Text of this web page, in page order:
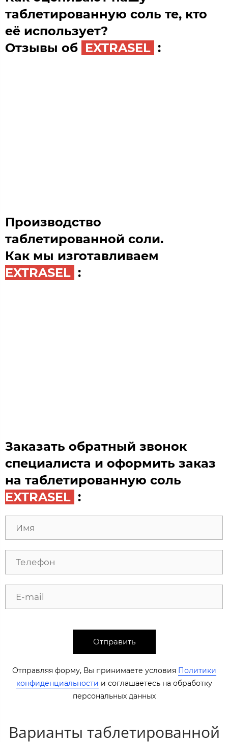
таблетированную соль те, кто
её использует?
Отзывы об EXTRASEL :
Производство
таблетированной соли.
Как мы изготавливаем
EXTRASEL :
Заказать обратный звонок
специалиста и оформить заказ
на таблетированную соль
EXTRASEL :
Отправить
Отправляя форму, Вы принимаете условия Политики
конфиденциальности ​​​ и соглашаетесь на обработку
персональных данных​​
Варианты таблетированной